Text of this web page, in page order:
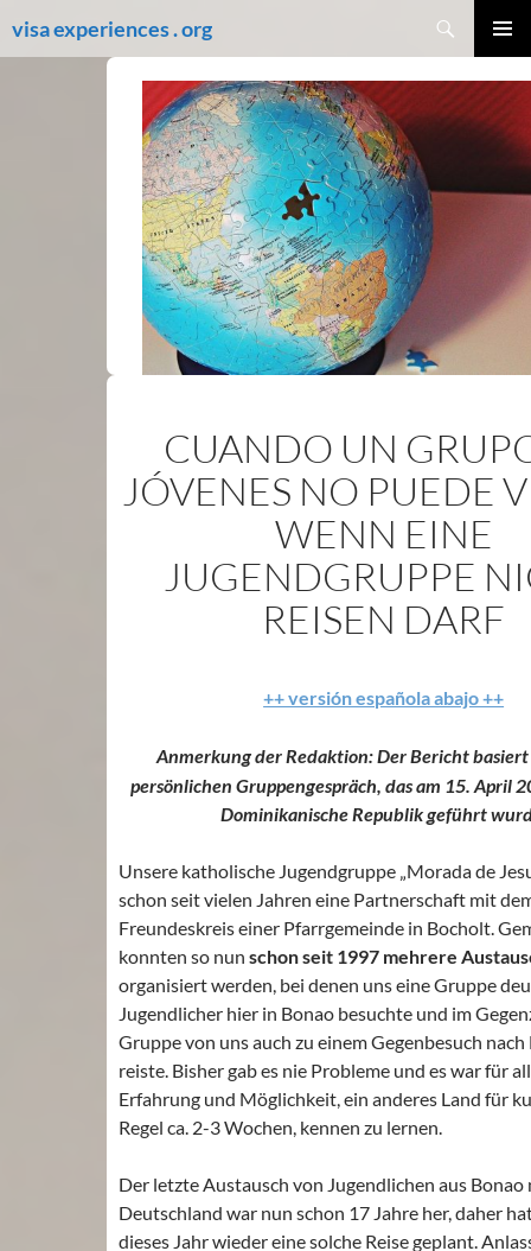
tovisa experiences . org
MENU
CUANDO UN
JÓVENES NO PUEDE
WENN EINE
JUGENDGRUPPE
REISEN DARF
++ versión española abajo ++
Anmerkung der Redaktion: Der Bericht
persönlichen Gruppengespräch, das am 15. April
Dominikanische Republik geführt
Unsere katholische Jugendgruppe „Morada de
schon seit vielen Jahren eine Partnerschaft mit
Freundeskreis einer Pfarrgemeinde in Bocholt.
konnten so nun schon seit 1997 mehrere
organisiert werden, bei denen uns eine Gruppe
Jugendlicher hier in Bonao besuchte und im
Gruppe von uns auch zu einem Gegenbesuch
reiste. Bisher gab es nie Probleme und es war für
Erfahrung und Möglichkeit, ein anderes Land für
Regel ca. 2-3 Wochen, kennen zu lernen.
Der letzte Austausch von Jugendlichen aus Bonao
Deutschland war nun schon 17 Jahre her, daher
dieses Jahr wieder eine solche Reise geplant.